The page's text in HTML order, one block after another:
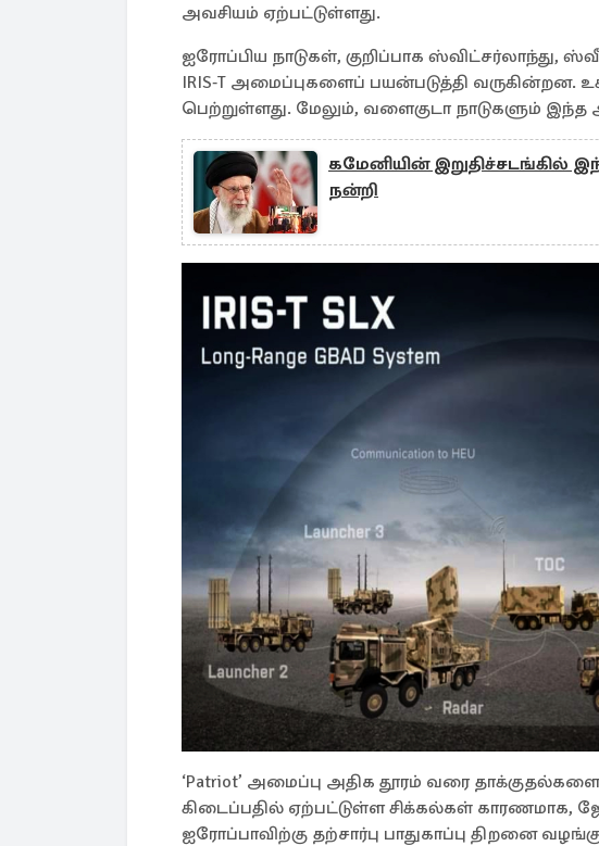
அவசியம் ஏற்பட்டுள்ளது.
ஐரோப்பிய நாடுகள், குறிப்பாக
IRIS‑T அமைப்புகளைப் பயன்படுத்தி வருகின்றன.
பெற்றுள்ளது. மேலும், வளைகுடா நாடுகளும்
கமேனியின் இறுதிச்சடங்கில்
நன்றி
‘Patriot’ அமைப்பு அதிக தூரம் வரை
கிடைப்பதில் ஏற்பட்டுள்ள சிக்கல்கள் காரணமாக,
ஐரோப்பாவிற்கு தற்சார்பு பாதுகாப்பு திறனை